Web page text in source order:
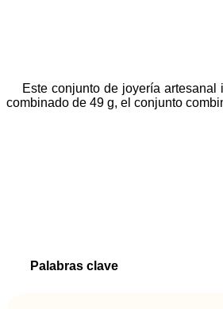
Este conjunto de joyería
combinado de 49 g, el conjunto
Palabras clave